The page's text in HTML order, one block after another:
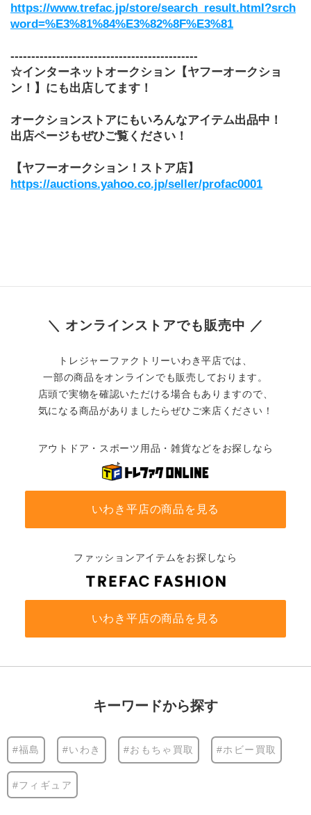
https://www.trefac.jp/store/search_result.html?srch
word=%E3%81%84%E3%82%8F%E3%81
---------------------------------------------
☆インターネットオークション【ヤフーオークショ
ン！】にも出店してます！
オークションストアにもいろんなアイテム出品中！
出店ページもぜひご覧ください！
【ヤフーオークション！ストア店】
https://auctions.yahoo.co.jp/seller/profac0001
＼ オンラインストアでも販売中 ／
トレジャーファクトリーいわき平店では、
一部の商品をオンラインでも販売しております。
店頭で実物を確認いただける場合もありますので、
気になる商品がありましたらぜひご来店ください！
アウトドア・スポーツ用品・雑貨などをお探しなら
いわき平店の商品を見る
ファッションアイテムをお探しなら
いわき平店の商品を見る
キーワードから探す
#福島 #いわき #おもちゃ買取 #ホビー買取
#フィギュア